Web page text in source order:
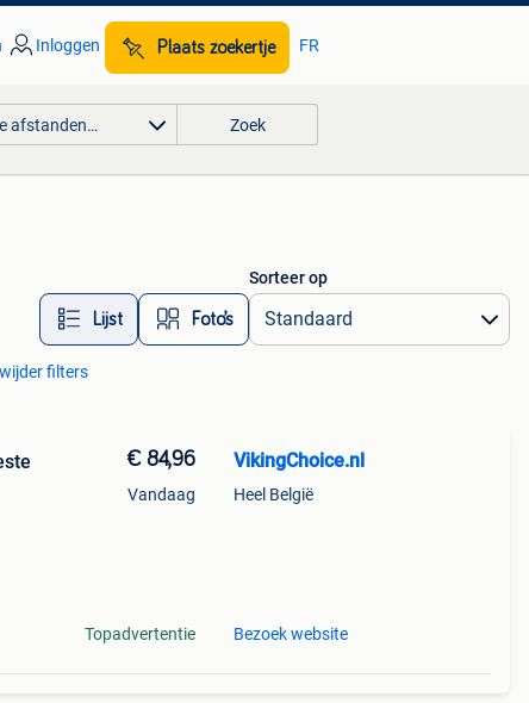
Inloggen Plaats zoekertje FR
afstanden… Zoek
Lijst Foto’s
Sorteer op
filters
€ 84,96
Vandaag
Topadvertentie
VikingChoice.nl
Heel België
Bezoek website